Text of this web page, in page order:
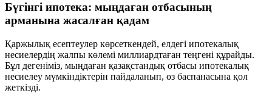
Бүгінгі ипотека: мыңдаған отбасының
арманына жасалған қадам
Қаржылық есептеулер көрсеткендей, елдегі ипотекалық
несиелердің жалпы көлемі миллиардтаған теңгені құрайды.
Бұл дегеніміз, мыңдаған қазақстандық отбасы ипотекалық
несиелеу мүмкіндіктерін пайдаланып, өз баспанасына қол
жеткізді.